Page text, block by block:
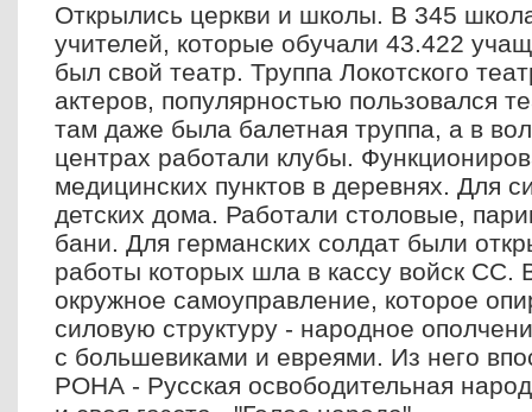
Открылись церкви и школы. В 345
учителей, которые обучали 43.422
был свой театр. Труппа Локотского
актеров, популярностью пользовался
там даже была балетная труппа, а в
центрах работали клубы.
медицинских пунктов в деревнях. Для
детских дома. Работали столовые,
бани. Для германских солдат были
работы которых шла в кассу войск СС.
окружное самоуправление, которое
силовую структуру - народное
с большевиками и евреями. Из него
РОНА - Русская освободительная